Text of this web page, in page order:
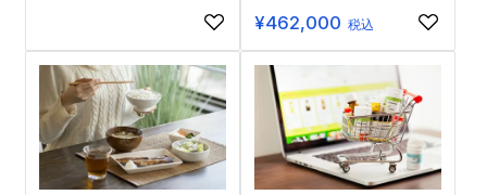
¥462,000 税込